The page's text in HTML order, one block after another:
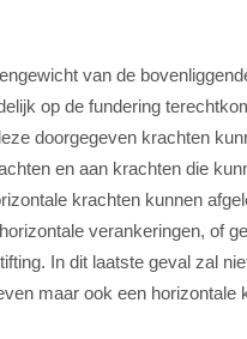
van de
op de fundering
doorgegeven krachten
en aan krachten die
krachten kunnen
verankeringen, of
In dit laatste geval zal
maar ook een horizontale